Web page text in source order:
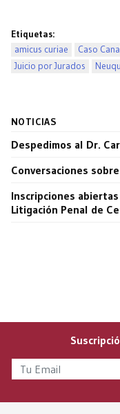
Etiquetas:
amicus curiae
Caso
Juicio por Jurados
NOTICIAS
Despedimos al Dr.
Conversaciones
Inscripciones
Litigación Penal de